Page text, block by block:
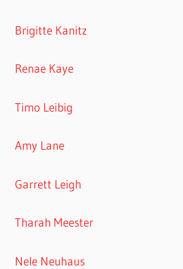
Brigitte Kanitz
Renae Kaye
Timo Leibig
Amy Lane
Garrett Leigh
Tharah Meester
Nele Neuhaus